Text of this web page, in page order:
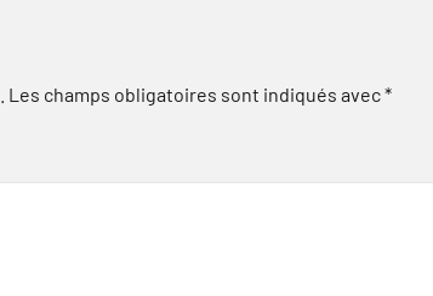
Les champs obligatoires sont indiqués avec*